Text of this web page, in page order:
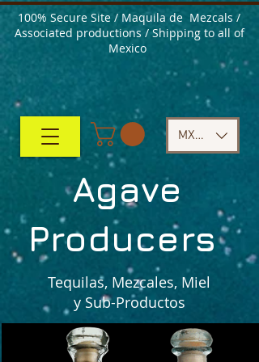
100% Secure Site / Maquila de Mezcals /
Associated productions / Shipping to all of
Mexico
MXN ($)
Agave
Producers
Tequilas, Mezcales, Miel
y Sub-Productos